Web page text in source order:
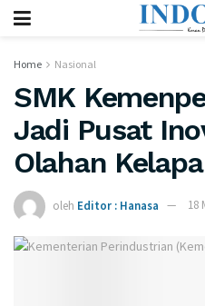
Home Nasional
SMK
Jadi Pusat
Olahan
oleh Editor : Hanasa 18